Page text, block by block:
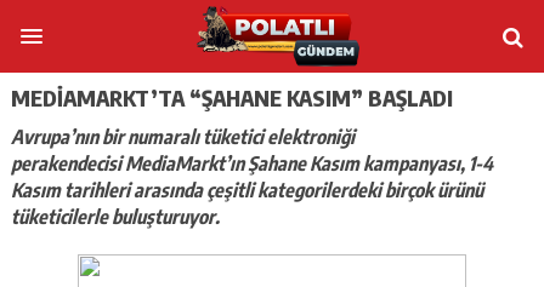
MEDIAMARKT’TA “ŞAHANE KASIM” BAŞLADI
Avrupa’nın bir numaralı tüketici elektroniği
perakendecisi MediaMarkt’ın Şahane Kasım kampanyası, 1-4
Kasım tarihleri arasında çeşitli kategorilerdeki birçok ürünü
tüketicilerle buluşturuyor.